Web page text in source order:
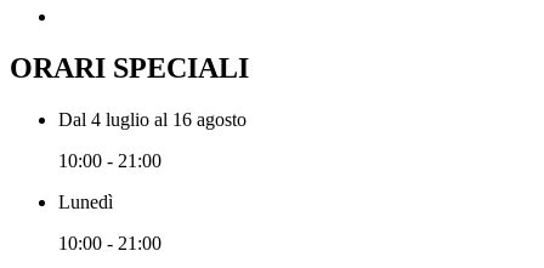
ORARI SPECIALI
Dal 4 luglio al 16 agosto
10:00 - 21:00
Lunedì
10:00 - 21:00